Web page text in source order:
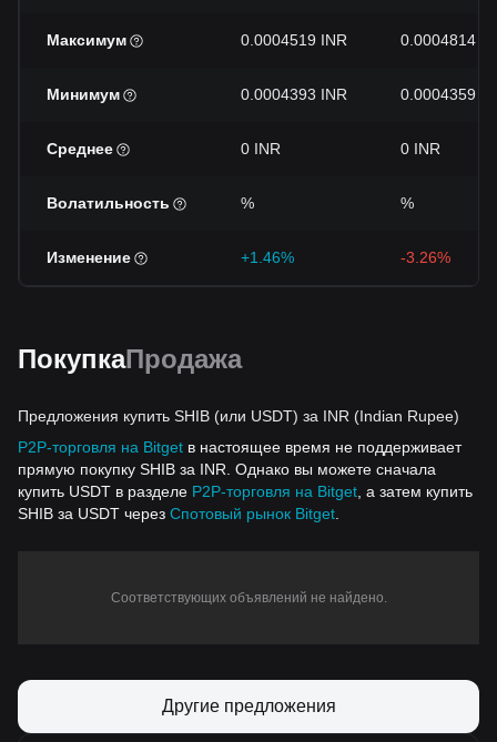
Максимум 0.0004519 INR 0.0004814
Минимум 0.0004393 INR 0.0004359
Среднее 0 INR 0 INR
Волатильность % %
Изменение +1.46% -3.26%
ПокупкаПродажа
Предложения купить SHIB (или USDT) за INR (Indian Rupee)
P2P-торговля на Bitget в настоящее время не поддерживает
прямую покупку SHIB за INR. Однако вы можете сначала
купить USDT в разделе P2P-торговля на Bitget , а затем купить
SHIB за USDT через Спотовый рынок Bitget
Соответствующих объявлений не найдено.
Другие предложения